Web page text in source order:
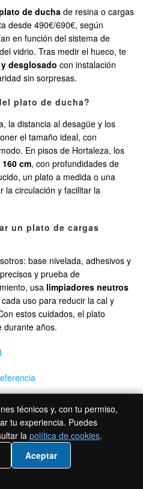
de ducha de resina o cargas
desde 490€/690€, según
en función del sistema de
vidrio. Tras medir el hueco, te
desglosado con instalación
sin sorpresas.
plato de ducha?
la distancia al desagüe y los
el tamaño ideal, con
En pisos de Hortaleza, los
160 cm, con profundidades de
un plato a medida o una
la circulación y facilitar la
un plato de cargas
base nivelada, adhesivos y
y prueba de
usa limpiadores neutros
uso para reducir la cal y
estos cuidados, el plato
durante años.
de ducha en Hortaleza en Madrid
Hortaleza: desde 490€ con
919 93 34 37
técnicos y, con tu permiso,
tu experiencia. Puedes
lapolítica de cookies.
Aceptar